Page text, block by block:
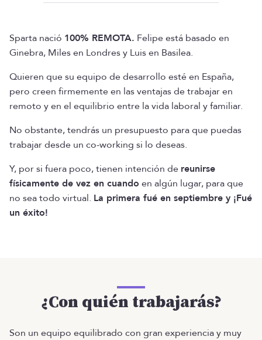
Sparta nació 100% REMOTA. Felipe está basado en
Ginebra, Miles en Londres y Luis en Basilea.
Quieren que su equipo de desarrollo esté en España,
pero creen firmemente en las ventajas de trabajar en
remoto y en el equilibrio entre la vida laboral y familiar.
No obstante, tendrás un presupuesto para que puedas
trabajar desde un co-working si lo deseas.
Y, por si fuera poco, tienen intención de reunirse
físicamente de vez en cuando en algún lugar, para que
no sea todo virtual. La primera fué en septiembre y ¡Fué
un éxito!
¿Con quién trabajarás?
Son un equipo equilibrado con gran experiencia y muy